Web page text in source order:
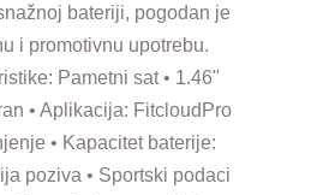
bateriji, pogodan je
i promotivnu upotrebu.
Pametni sat • 1.46"
• Aplikacija: FitcloudPro
• Kapacitet baterije:
poziva • Sportski podaci